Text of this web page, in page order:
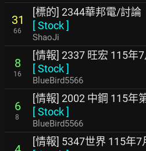
31
66
[標的] 2344華邦電/討論
[Stock]
ShaoJi
8
16
[情報] 2337 旺宏 115年
[Stock]
BlueBird5566
6
8
[情報] 2002 中鋼 115年
[Stock]
BlueBird5566
[情報] 5347世界 115年